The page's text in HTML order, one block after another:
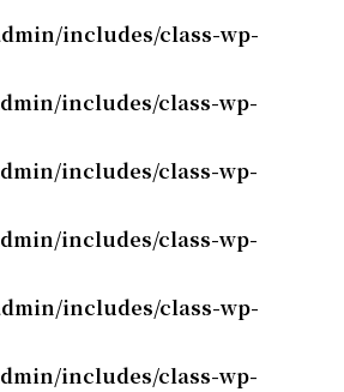
includes/class-wp-
includes/class-wp-
includes/class-wp-
includes/class-wp-
includes/class-wp-
includes/class-wp-